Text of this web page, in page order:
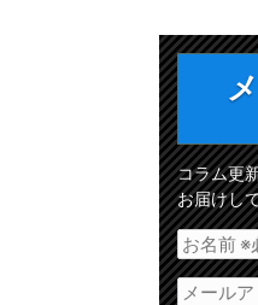
コラム更
お届けし